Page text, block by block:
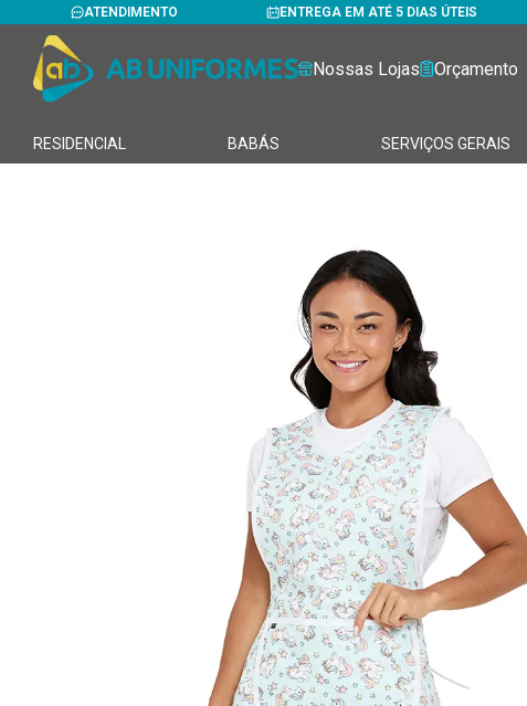
ATENDIMENTO ENTREGA EM ATÉ 5 DIAS ÚTEIS
Nossas Lojas Orçamento
RESIDENCIAL BABÁS SERVIÇOS GERAIS